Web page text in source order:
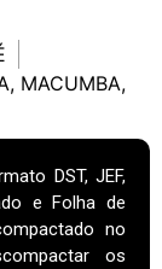
, MACUMBA,
DST, JEF,
e Folha de
no
os